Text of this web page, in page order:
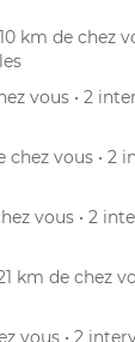
10 km de chez
vous • 2
chez vous • 2
vous • 2
km de chez
vous • 2